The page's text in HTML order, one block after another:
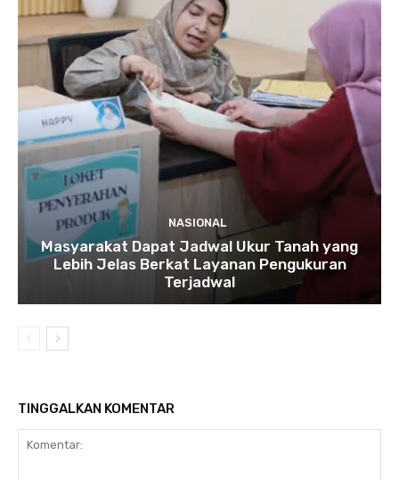
NASIONAL
Masyarakat Dapat Jadwal Ukur Tanah yang
Lebih Jelas Berkat Layanan Pengukuran
Terjadwal
TINGGALKAN KOMENTAR